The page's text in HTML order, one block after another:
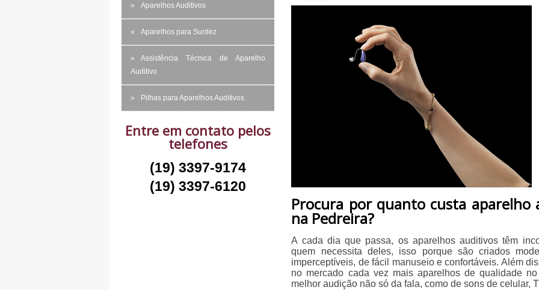
Aparelhos Auditivos
Aparelhos para Surdez
Assistência Técnica de Aparelho
Auditivo
Pilhas para Aparelhos Auditivos
Entre em contato pelos
telefones
(19) 3397-9174
(19) 3397-6120
Procura por quanto custa aparelho
na Pedreira?
A cada dia que passa, os aparelhos auditivos têm
quem necessita deles, isso porque são criados
imperceptíveis, de fácil manuseio e confortáveis. Além
no mercado cada vez mais aparelhos de qualidade
melhor audição não só da fala, como de sons de celular,